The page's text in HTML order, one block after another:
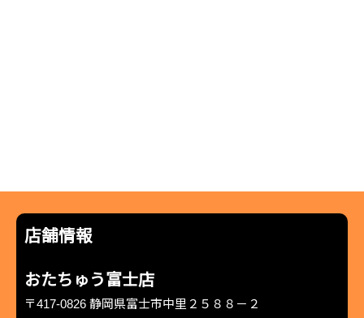
店舗情報
おたちゅう富士店
〒417-0826 静岡県富士市中里２５８８－２